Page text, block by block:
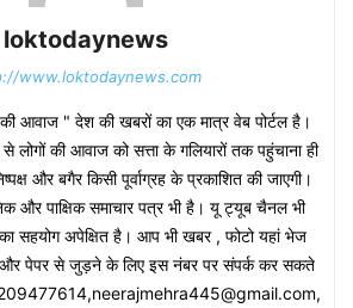
loktodaynews
www.loktodaynews.com
आवाज " देश की खबरों का एक मात्र वेब पोर्टल है।
लोगों की आवाज को सत्ता के गलियारों तक पहुंचाना ही
और बगैर किसी पूर्वाग्रह के प्रकाशित की जाएगी।
और पाक्षिक समाचार पत्र भी है। यू ट्यूब चैनल भी
सहयोग अपेक्षित है। आप भी खबर , फोटो यहां भेज
पेपर से जुड़ने के लिए इस नंबर पर संपर्क कर सकते